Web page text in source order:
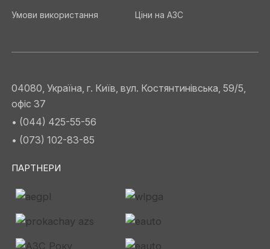
Умови використання
Ціни на АЗС
04080, Україна, г. Київ, вул. Костянтинівська, 59/5,
офіс 37
• (044) 425-55-56
• (073) 102-83-85
ПАРТНЕРИ